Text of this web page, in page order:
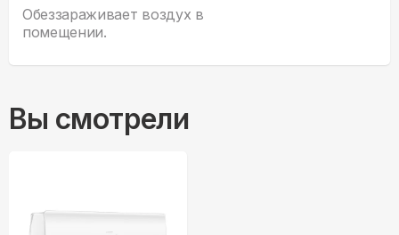
Обеззараживает воздух в
помещении.
Вы смотрели